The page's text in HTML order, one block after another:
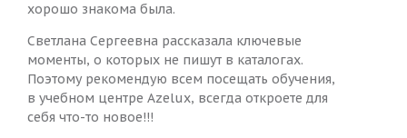
хорошо знакома была.
Светлана Сергеевна рассказала ключевые
моменты, о которых не пишут в каталогах.
Поэтому рекомендую всем посещать обучения,
в учебном центре Azelux, всегда откроете для
себя что-то новое!!!